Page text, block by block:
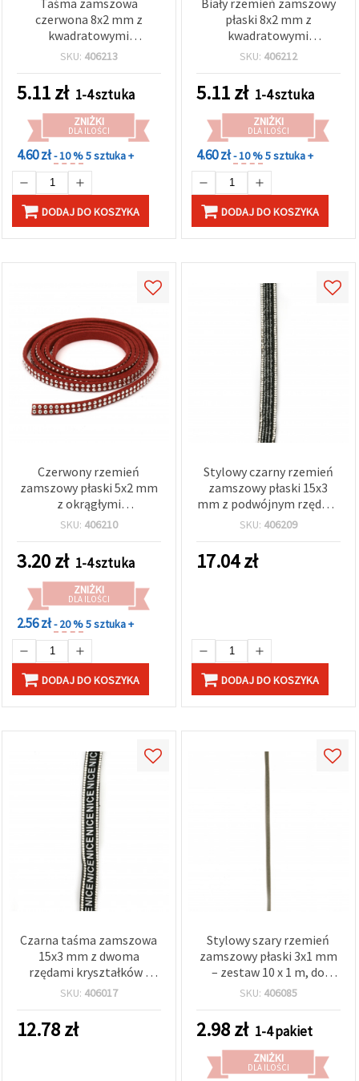
czerwona 8x2 mm z
kwadratowymi
kaboszonami z
biżuterii i rękodzieła
SKU: 406213
5.11zł 1-4 sztuka
ZNIŻKI
DLA ILOŚCI
4.60 zł- 10 %5 sztuka +
DODAJ DO KOSZYKA
płaski 8x2 mm z
kwadratowymi
kaboszonami
SKU: 406212
5.11zł 1-4 sztuka
ZNIŻKI
DLA ILOŚCI
4.60 zł- 10 %5 sztuka +
DODAJ DO KOSZYKA
Czerwony rzemień
zamszowy płaski 5x2 mm
z okrągłymi
aluminiowymi
SKU: 406210
3.20zł 1-4 sztuka
ZNIŻKI
DLA ILOŚCI
2.56 zł- 20 %5 sztuka +
DODAJ DO KOSZYKA
Stylowy czarny rzemień
zamszowy płaski 15x3
mm z podwójnym rzędem
kryształków i napisem – 1
biżuterii, bransoletek i
kreatywnych projektów
SKU: 406209
17.04zł
DODAJ DO KOSZYKA
Czarna taśma zamszowa
15x3 mm z dwoma
rzędami kryształków i
napisem, 1 m
SKU: 406017
12.78zł
Stylowy szary rzemień
zamszowy płaski 3x1 mm
– zestaw 10 x 1 m, do
wyrobu biżuterii,
projektów DIY
SKU: 406085
2.98zł 1-4 pakiet
ZNIŻKI
DLA ILOŚCI